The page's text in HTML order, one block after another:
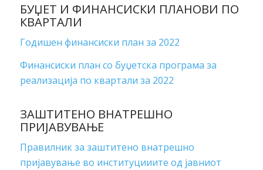
БУЏЕТ И ФИНАНСИСКИ ПЛАНОВИ ПО
КВАРТАЛИ
Годишен финансиски план за 2022
Финансиски план со буџетска програма за
реализација по квартали за 2022
ЗАШТИТЕНО ВНАТРЕШНО
ПРИЈАВУВАЊЕ
Правилник за заштитено внатрешно
пријавување во институцииите од јавниот